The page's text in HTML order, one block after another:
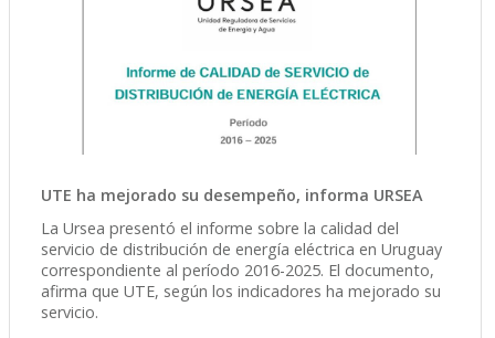
UTE ha mejorado su desempeño, informa URSEA
La Ursea presentó el informe sobre la calidad del
servicio de distribución de energía eléctrica en Uruguay
correspondiente al período 2016-2025. El documento,
afirma que UTE, según los indicadores ha mejorado su
servicio.